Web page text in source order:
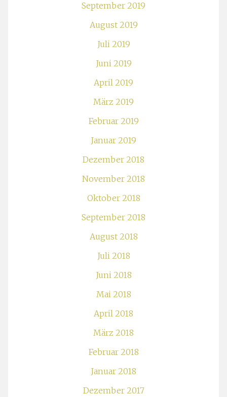
September 2019
August 2019
Juli 2019
Juni 2019
April 2019
März 2019
Februar 2019
Januar 2019
Dezember 2018
November 2018
Oktober 2018
September 2018
August 2018
Juli 2018
Juni 2018
Mai 2018
April 2018
März 2018
Februar 2018
Januar 2018
Dezember 2017